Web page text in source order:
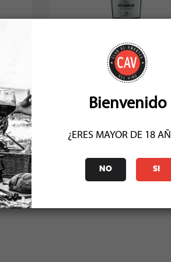
Socio: $9.891
Normal: $10.990
Stock: 36
(1)
Bienvenido
¿ERES MAYOR DE 18
NO SI